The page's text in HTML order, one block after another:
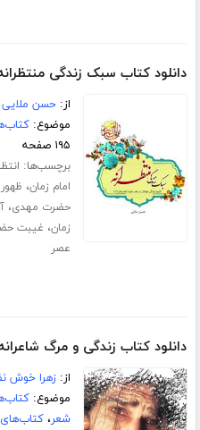
دانلود کتاب سبک زندگی
از:حسن ملایی
موضوع:
۱۹۵ صفحه
برچسب‌ها:
امام زمان،
حضرت مهدی،
زمان، غیبت
عصر
دانلود کتاب زندگی و مرگ
از:زهرا خوش
موضوع:
شعر،